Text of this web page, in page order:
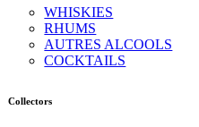
WHISKIES
RHUMS
AUTRES ALCOOLS
COCKTAILS
Collectors